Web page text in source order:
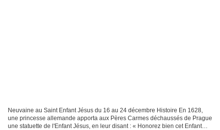
Neuvaine au Saint Enfant Jésus du 16 au 24 décembre Histoire En 1628,
une princesse allemande apporta aux Pères Carmes déchaussés de Prague
une statuette de l'Enfant Jésus, en leur disant : « Honorez bien cet Enfant